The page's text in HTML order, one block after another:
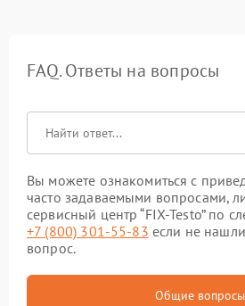
FAQ. Ответы на вопросы
Вы можете ознакомиться с
часто задаваемыми вопросами,
сервисный центр “FIX-Testo” по
+7 (800) 301-55-83 если не
вопрос.
Общие вопросы